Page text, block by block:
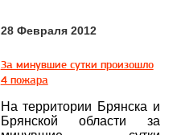
28 Февраля 2012
За минувшие сутки произошло
4 пожара
На территории Брянска и
Брянской области за